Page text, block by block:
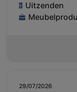
Uitzenden
29/07/2026